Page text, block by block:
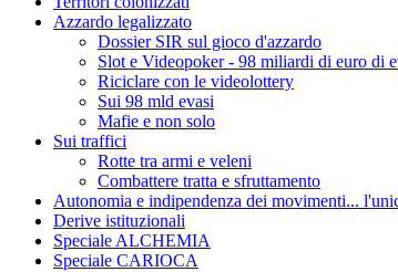
Azzardo legalizzato
Dossier SIR sul gioco d'azzardo
Slot e Videopoker - 98 miliardi di euro di
Riciclare con le videolottery
Sui 98 mld evasi
Mafie e non solo
Sui traffici
Rotte tra armi e veleni
Combattere tratta e sfruttamento
Autonomia e indipendenza dei movimenti...
Derive istituzionali
Speciale ALCHEMIA
Speciale CARIOCA